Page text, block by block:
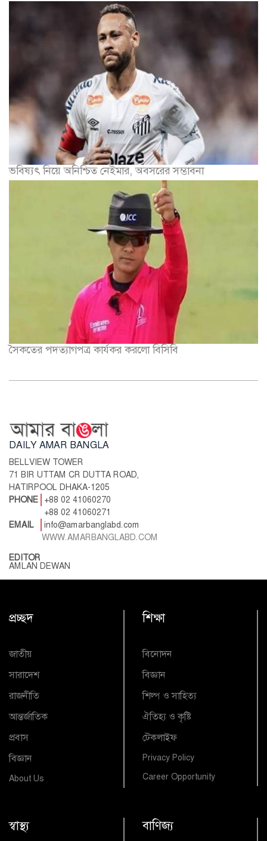
ভবিষ্যৎ নিয়ে অনিশ্চিত নেইমার, অবসরের সম্ভাবনা
সৈকতের পদত্যাগপত্র কার্যকর করলো বিসিবি
DAILY AMAR BANGLA
BELLVIEW TOWER
71 BIR UTTAM CR DUTTA ROAD,
HATIRPOOL DHAKA-1205
PHONE
+88 02 41060270
+88 02 41060271
EMAIL
info@amarbanglabd.com
WWW.AMARBANGLABD.COM
EDITOR
AMLAN DEWAN
প্রচ্ছদ
জাতীয়
সারাদেশ
রাজনীতি
আন্তর্জাতিক
প্রবাস
বিজ্ঞান
About Us
শিক্ষা
বিনোদন
বিজ্ঞান
শিল্প ও সাহিত্য
ঐতিহ্য ও কৃষ্টি
টেকলাইফ
Privacy Policy
Career Opportunity
স্বাস্থ্য বাণিজ্য